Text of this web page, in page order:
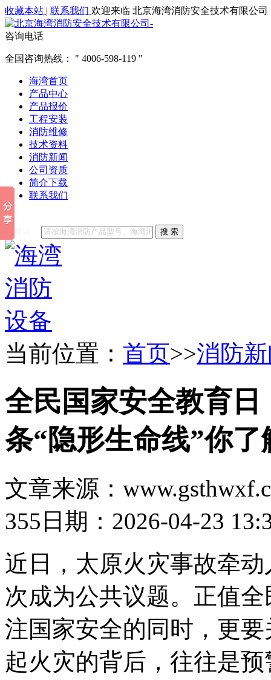
收藏本站 | 联系我们 欢迎来临 北京海湾消防安全技术有限公司
咨询电话
全国咨询热线： 4006-598-119
海湾首页
产品中心
产品报价
工程安装
消防维修
技术资料
消防新闻
公司资质
简介下载
联系我们
他们都在搜索:
搜 索
当前位置： 首页>>消防
全民国家安全教育
条“隐形生命线”你了
文章来源：
355 日期：2026-04-23
近日，太原火灾事故牵
次成为公共议题。正值
注国家安全的同时，更
起火灾的背后，往往是